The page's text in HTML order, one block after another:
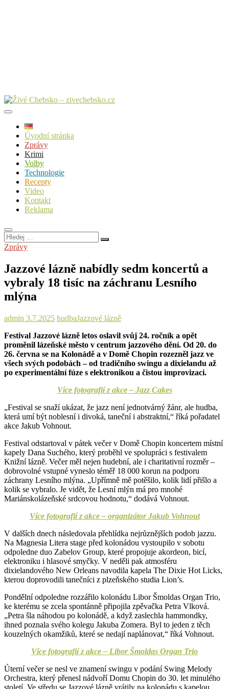
Úvodní stránka
Zprávy
Krimi
Volby
Technologie
Recepty
Video
Kontakt
Reklama
Hledej
…
Zprávy
Jazzové lázně nabídly sedm koncertů a
vybraly 18 tisíc na záchranu Lesního
mlýna
admin 3.7.2025 hudbaJazzové lázně
Festival Jazzové lázně letos oslavil svůj 24. ročník a opět
proměnil lázeňské město v centrum jazzového dění. Od 20. do
26. června se na Kolonádě a v Domě Chopin rozezněl jazz ve
všech svých podobách – od tradičního swingu a dixielandu až
po experimentální fúze s elektronikou a čistou improvizaci.
Více fotografií z akce – Jazz Cakes
„Festival se snaží ukázat, že jazz není jednotvárný žánr, ale hudba,
která umí být noblesní i divoká, taneční i abstraktní,“ říká pořadatel
akce Jakub Vohnout.
Festival odstartoval v pátek večer v Domě Chopin koncertem místní
kapely Dana Suchého, který proběhl ve spolupráci s festivalem
Knižní lázně. Večer měl nejen hudební, ale i charitativní rozměr –
dobrovolné vstupné vyneslo téměř 18 000 korun na podporu
záchrany Lesního mlýna. „Upřímně mě potěšilo, kolik lidí přišlo a
kolik se vybralo. Je vidět, že Lesní mlýn má pro mnohé
Mariánskolázeňské srdcovou hodnotu,“ dodává Vohnout.
Více fotografií z akce – organizátor Jakub Vohnout
V dalších dnech následovala přehlídka nejrůznějších podob jazzu.
Na Magnesia Litera stage před kolonádou vystoupilo v sobotu
odpoledne duo Zabelov Group, které propojuje akordeon, bicí,
elektroniku i hlasové smyčky. V neděli pak atmosféru
dixielandového New Orleans navodila kapela The Dixie Hot Licks,
kterou doprovodili tanečníci z plzeňského studia Lion’s.
Pondělní odpoledne rozzářilo kolonádu Libor Šmoldas Organ Trio,
ke kterému se zcela spontánně připojila zpěvačka Petra Vlková.
„Petra šla náhodou po kolonádě, a když zaslechla hammondky,
ihned poznala svého kolegu Jakuba Zomera. Byl to jeden z těch
kouzelných okamžiků, které se nedají naplánovat,“ říká Vohnout.
Více fotografií z akce – Libor Šmoldas Organ Trio
Úterní večer se nesl ve znamení swingu v podání Swing Melody
Orchestra, který přenesl nádvoří Domu Chopin do 30. let minulého
století. Ve středu se Jazzové lázně vrátily na kolonádu s kapelou